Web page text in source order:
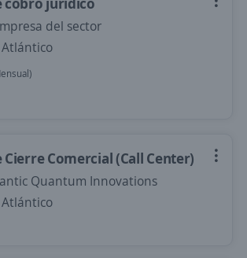
del sector
Comercial (Call Center)
Quantum Innovations